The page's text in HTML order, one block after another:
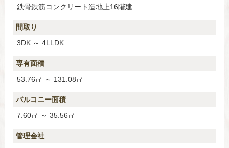
鉄骨鉄筋コンクリート造地上16階建
間取り
3DK ～ 4LLDK
専有面積
53.76㎡ ～ 131.08㎡
バルコニー面積
7.60㎡ ～ 35.56㎡
管理会社